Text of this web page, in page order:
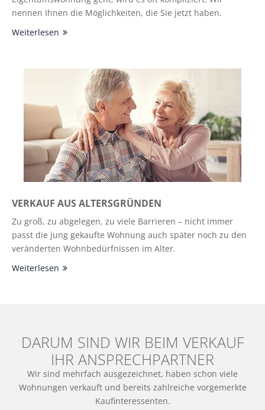
nennen Ihnen die Möglichkeiten, die Sie jetzt haben.
Weiterlesen
VERKAUF AUS ALTERSGRÜNDEN
Zu groß, zu abgelegen, zu viele Barrieren – nicht immer
passt die jung gekaufte Wohnung auch später noch zu den
veränderten Wohnbedürfnissen im Alter.
Weiterlesen
DARUM SIND WIR BEIM VERKAUF
IHR ANSPRECHPARTNER
Wir sind mehrfach ausgezeichnet, haben schon viele
Wohnungen verkauft und bereits zahlreiche vorgemerkte
Kaufinteressenten.